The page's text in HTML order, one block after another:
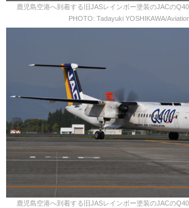
鹿児島空港へ到着する旧JASレインボー塗装のJACの
PHOTO: Tadayuki YOSHIKAWA/
鹿児島空港へ到着する旧JASレインボー塗装のJACの